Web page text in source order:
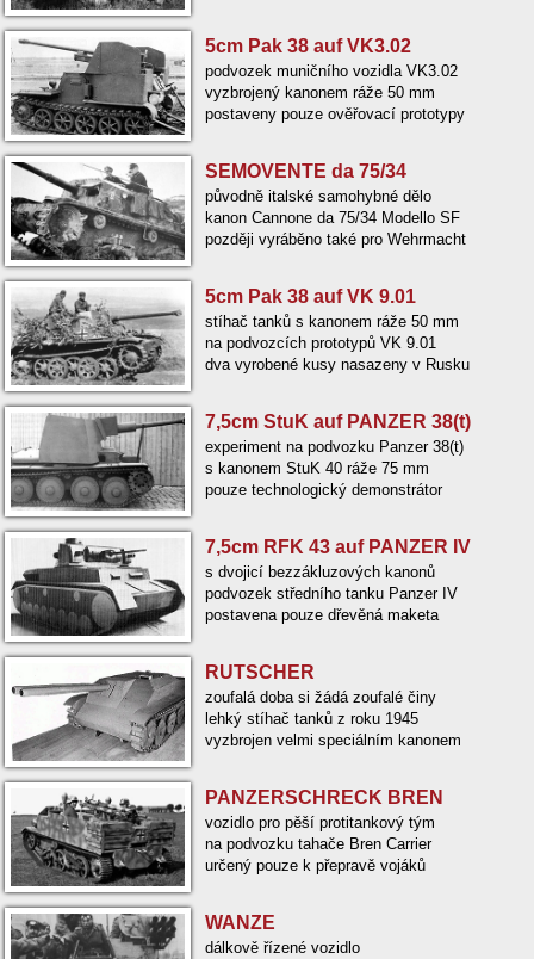
5cm Pak 38 auf VK3.02
podvozek muničního vozidla VK3.02
vyzbrojený kanonem ráže 50 mm
postaveny pouze ověřovací prototypy
SEMOVENTE da 75/34
původně italské samohybné dělo
kanon Cannone da 75/34 Modello SF
později vyráběno také pro Wehrmacht
5cm Pak 38 auf VK 9.01
stíhač tanků s kanonem ráže 50 mm
na podvozcích prototypů VK 9.01
dva vyrobené kusy nasazeny v Rusku
7,5cm StuK auf PANZER 38(t)
experiment na podvozku Panzer 38(t)
s kanonem StuK 40 ráže 75 mm
pouze technologický demonstrátor
7,5cm RFK 43 auf PANZER IV
s dvojicí bezzákluzových kanonů
podvozek středního tanku Panzer IV
postavena pouze dřevěná maketa
RUTSCHER
zoufalá doba si žádá zoufalé činy
lehký stíhač tanků z roku 1945
vyzbrojen velmi speciálním kanonem
PANZERSCHRECK BREN
vozidlo pro pěší protitankový tým
na podvozku tahače Bren Carrier
určený pouze k přepravě vojáků
WANZE
dálkově řízené vozidlo